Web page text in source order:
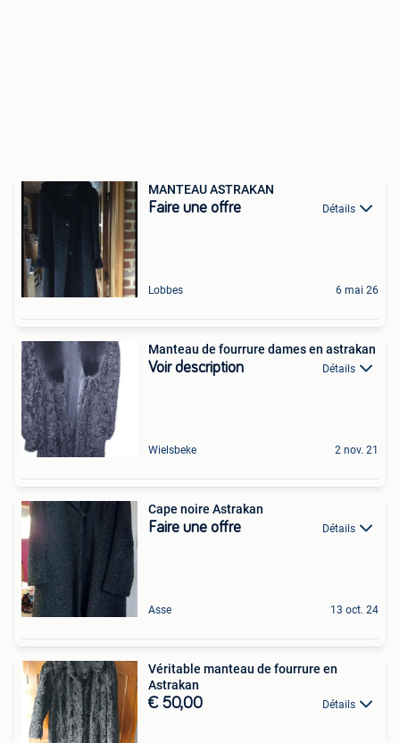
MANTEAU ASTRAKAN
Faire une offre Détails
Lobbes 6 mai 26
Manteau de fourrure dames en astrakan
Voir description Détails
Wielsbeke 2 nov. 21
Cape noire Astrakan
Faire une offre Détails
Asse 13 oct. 24
Véritable manteau de fourrure en
Astrakan
€ 50,00 Détails